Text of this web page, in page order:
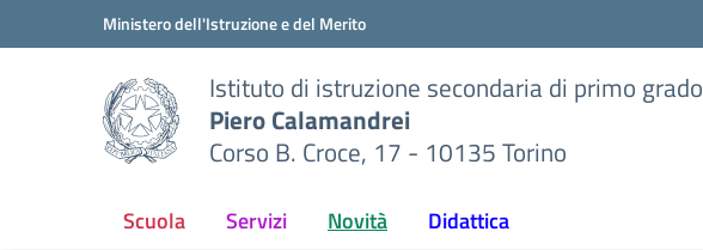
Vai ai contenuti
Vai al menu di navigazioneMinistero dell'Istruzione e del Merito
Istituto di istruzione secondaria di primo grado
Piero Calamandrei
Corso B. Croce, 17 - 10135 Torino
Scuola Servizi Novità Didattica